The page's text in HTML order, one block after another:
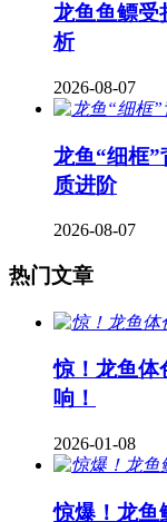
龙鱼鱼鳔受
析
2026-08-07
龙鱼“细框
质进阶
2026-08-07
热门文章
惊！龙鱼体
响！
2026-01-08
惊爆！龙鱼